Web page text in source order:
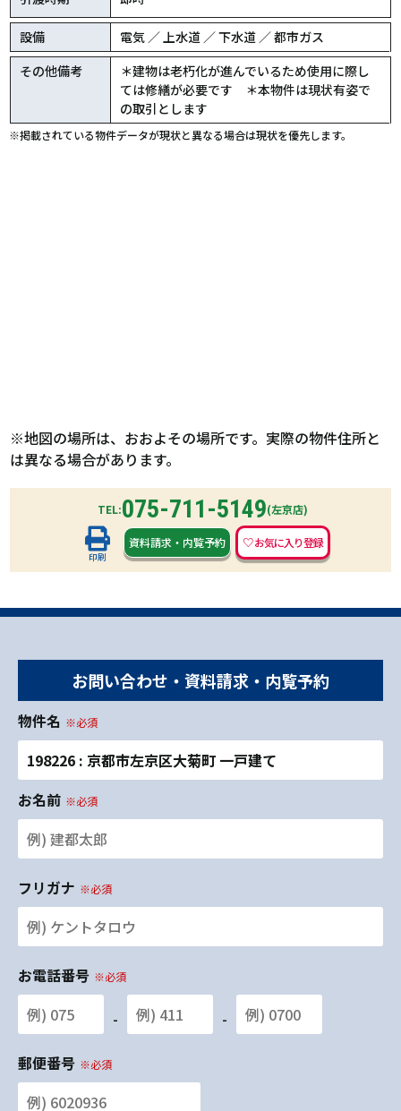
設備
電気 ／ 上水道 ／ 下水道 ／ 都市ガス
その他備考
＊建物は老朽化が進んでいるため使用に際し
ては修繕が必要です ＊本物件は現状有姿で
の取引とします
※掲載されている物件データが現状と異なる場合は現状を優先します。
※地図の場所は、おおよその場所です。実際の物件住所と
は異なる場合があります。
TEL:075-711-5149(左京店)
印刷
資料請求 ・ 内覧予約
お問い合わせ・資料請求・内覧予約
物件名 ※必須
198226 : 京都市左京区大菊町 一戸建て
お名前 ※必須
フリガナ ※必須
お電話番号 ※必須
- -
郵便番号 ※必須